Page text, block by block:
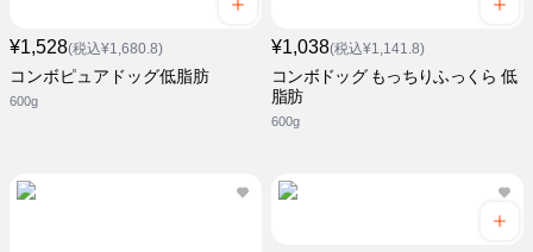
¥1,528(税込¥1,680.8)
コンボピュアドッグ低脂肪
600g
¥1,038(税込¥1,141.8)
コンボドッグ もっちりふっくら 低
脂肪
600g